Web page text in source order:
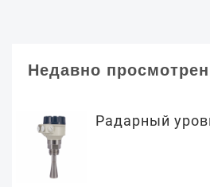
Недавно
Радарный